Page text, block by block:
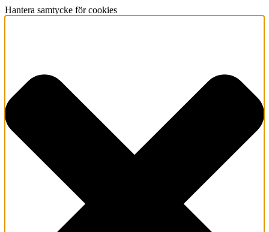
Hantera samtycke för cookies